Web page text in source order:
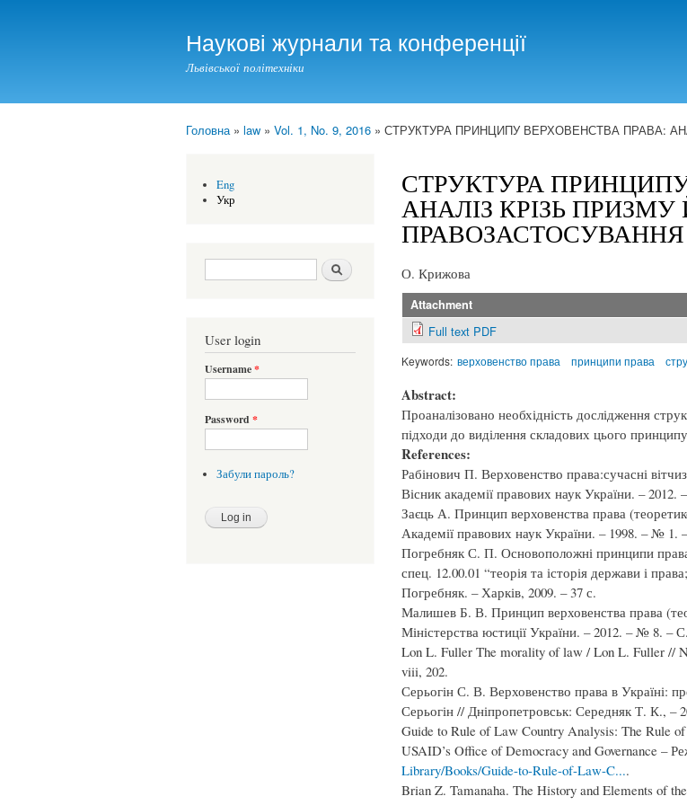
Наукові журнали та конференції
Львівської політехніки
Головна» law » Vol. 1, No. 9, 2016 » СТРУКТУРА ПРИНЦИПУ ВЕРХОВЕНСТВА ПРАВА:
Eng
Укр
Search form Шукати
User login
Username*
Password *
Забули пароль?
СТРУКТУРА
АНАЛІЗ КРІЗЬ ПРИЗМУ
ПРАВОЗАСТОСУВАННЯ
О. Крижова
Attachment
Full text PDF
Keywords: верховенство права принципи права
Abstract:
Проаналізовано необхідність дослідження
підходи до виділення складових цього
References:
Рабінович П. Верховенство права:сучасні
Вісник академії правових наук України. –
Заєць А. Принцип верховенства права
Академії правових наук України. – 1998. – № 1.
Погребняк С. П. Основоположні принципи
спец. 12.00.01 “теорія та історія держави і
Погребняк. – Харків, 2009. – 37 с.
Малишев Б. В. Принцип верховенства права
Міністерства юстиції України. – 2012. – № 8. –
Lon L. Fuller The morality of law / Lon L. Fuller //
viii, 202.
Серьогін С. В. Верховенство права в Україні:
Серьогін // Дніпропетровськ: Середняк Т. К., –
Guide to Rule of Law Country Analysis: The Rule
USAID’s Office of Democracy and Governance –
Library/Books/Guide-to-Rule-of-Law-C....
Brian Z. Tamanaha. The History and Elements of